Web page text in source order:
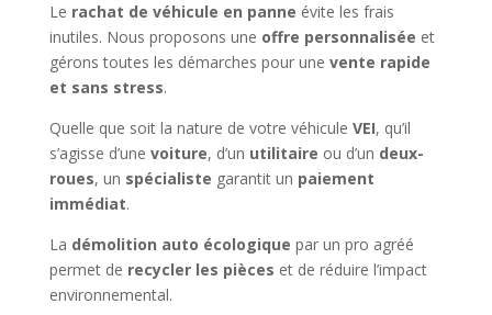
Le rachat de véhicule en panne évite les frais
inutiles. Nous proposons une offre personnalisée et
gérons toutes les démarches pour une vente rapide
et sans stress.
Quelle que soit la nature de votre véhicule VEI, qu’il
s’agisse d’une voiture, d’un utilitaire ou d’un deux-
roues, un spécialiste garantit un paiement
immédiat.
La démolition auto écologique par un pro agréé
permet de recycler les pièces et de réduire l’impact
environnemental.